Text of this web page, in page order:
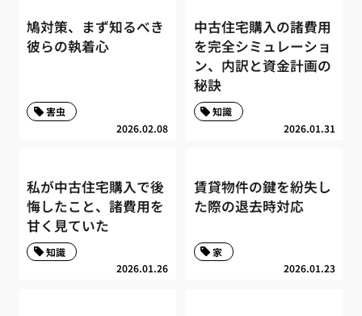
鳩対策、まず知るべき
彼らの執着心
2026.02.08
害虫
中古住宅購入の諸費用
を完全シミュレーショ
ン、内訳と資金計画の
秘訣
2026.01.31
知識
私が中古住宅購入で後
悔したこと、諸費用を
甘く見ていた
2026.01.26
知識
賃貸物件の鍵を紛失し
た際の退去時対応
2026.01.23
家